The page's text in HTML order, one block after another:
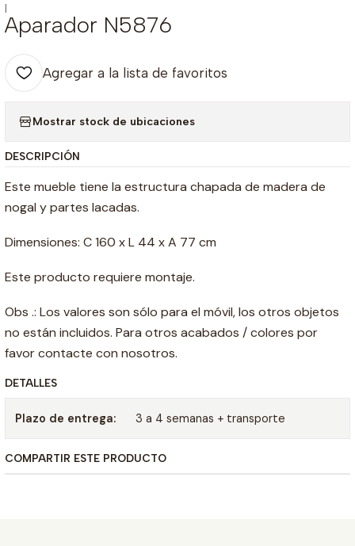
|
Aparador N5876
Agregar a la lista de favoritos
Mostrar stock de ubicaciones
DESCRIPCIÓN
Este mueble tiene la estructura chapada de madera de
nogal y partes lacadas.
Dimensiones: C 160 x L 44 x A 77 cm
Este producto requiere montaje.
Obs .: Los valores son sólo para el móvil, los otros objetos
no están incluidos. Para otros acabados / colores por
favor contacte con nosotros.
DETALLES
Plazo de entrega: 3 a 4 semanas + transporte
COMPARTIR ESTE PRODUCTO